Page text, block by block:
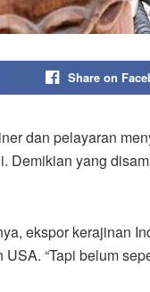
Share on
dan pelayaran
Demikian yang
ekspor kerajinan
“Tapi belum